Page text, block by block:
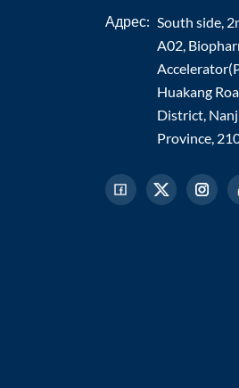
Адрес: South side,
A02,
Huakang
District,
Province,